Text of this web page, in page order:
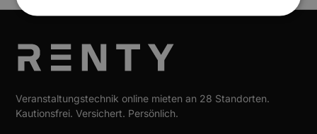
Veranstaltungstechnik online mieten an 28 Standorten.
Kautionsfrei. Versichert. Persönlich.